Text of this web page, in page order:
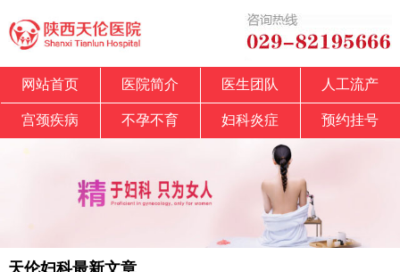
网站首页 医院简介 医生团队 人工流产
宫颈疾病 不孕不育 妇科炎症 预约挂号